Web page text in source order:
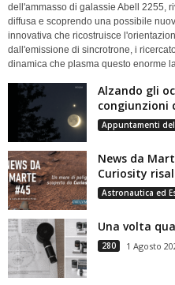
dell'ammasso di galassie Abell 2255,
diffusa e scoprendo una possibile
innovativa che ricostruisce
dall'emissione di sincrotrone, i
dinamica che plasma questo enorme
Alzando gli
congiunzioni
Appuntamenti
News da
Curiosity
Astronautica ed
Una volta
280 1 Agosto